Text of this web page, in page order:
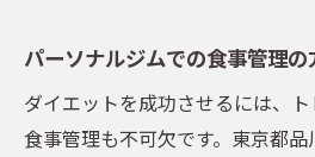
パーソナルジムでの食事管理の
ダイエットを成功させるには、
食事管理も不可欠です。東京都